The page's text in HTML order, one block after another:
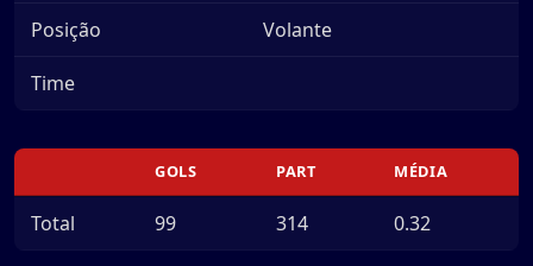
Posição Volante
Time
GOLS PART MÉDIA
Total 99 314 0.32